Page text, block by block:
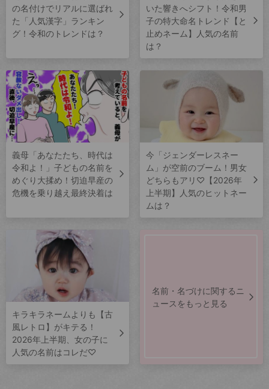
の名付けでリアルに選ばれ
た「人気漢字」ランキン
グ！令和のトレンドは？
いた響きへシフト！令和男
子の特大命名トレンド【と
止めネーム】人気の名前
は？
義母「あなたたち、時代は
令和よ！」子どもの名前を
めぐり大揉め！切迫早産の
危機を乗り越え最終決着は
今「ジェンダーレスネー
ム」が空前のブーム！男女
どちらもアリ♡【2026年
上半期】人気のヒットネー
ムは？
キラキラネームよりも【古
風レトロ】がキテる！
2026年上半期、女の子に
人気の名前はコレだ♡
名前・名づけに関するニ
ュースをもっと見る